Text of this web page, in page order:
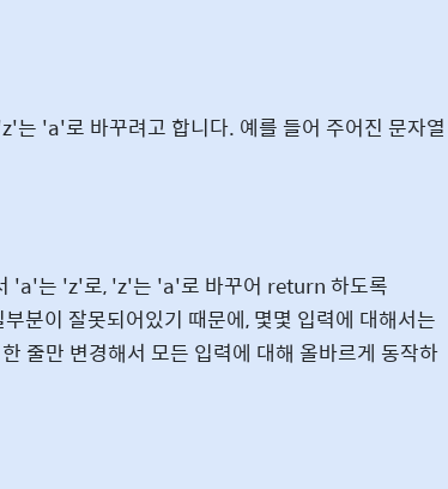
'a'로 바꾸려고 합니다. 예를 들어 주어진 문자열
'a'는 'z'로, 'z'는 'a'로 바꾸어 return 하도록
분이 잘못되어있기 때문에, 몇몇 입력에 대해서는
줄만 변경해서 모든 입력에 대해 올바르게 동작하